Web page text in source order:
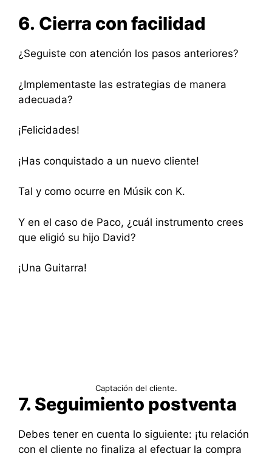
6. Cierra con facilidad
¿Seguiste con atención los pasos anteriores?
¿Implementaste las estrategias de manera
adecuada?
¡Felicidades!
¡Has conquistado a un nuevo cliente!
Tal y como ocurre en Músik con K.
Y en el caso de Paco, ¿cuál instrumento crees
que eligió su hijo David?
¡Una Guitarra!
Captación del cliente.
7. Seguimiento postventa
Debes tener en cuenta lo siguiente: ¡tu relación
con el cliente no finaliza al efectuar la compra